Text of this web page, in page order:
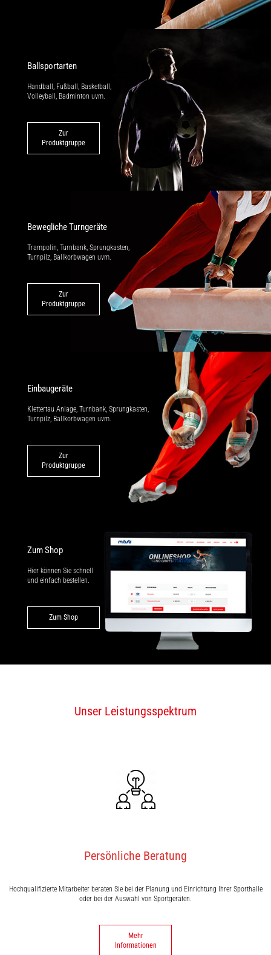
Ballsportarten
Handball, Fußball, Basketball,
Volleyball, Badminton uvm.
Zur
Produktgruppe
Bewegliche Turngeräte
Trampolin, Turnbank, Sprungkasten,
Turnpilz, Ballkorbwagen uvm.
Zur
Produktgruppe
Einbaugeräte
Klettertau Anlage, Turnbank, Sprung­kasten,
Turnpilz, Ballkorbwagen uvm.
Zur
Produktgruppe
Zum Shop
Hier können Sie schnell
und einfach bestellen.
Zum Shop
Unser Leistungsspektrum
Persönliche Beratung
Hochqualifizierte Mitarbeiter beraten Sie bei der Planung und Einrichtung Ihrer Sporthalle
oder bei der Auswahl von Sportgeräten.
Mehr
Informationen